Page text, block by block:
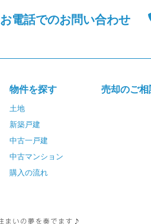
お電話でのお問い合わせ
物件を探す
土地
新築戸建
中古一戸建
中古マンション
購入の流れ
売却のご相